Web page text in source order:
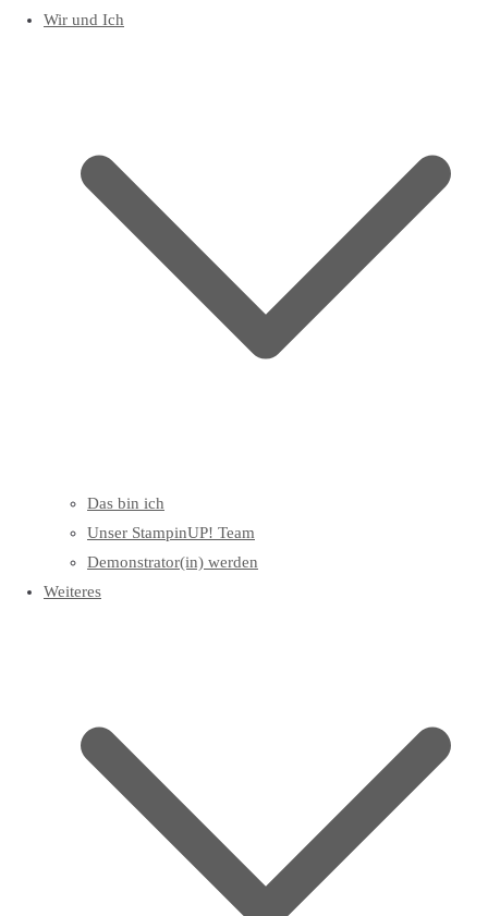
Wir und Ich
Das bin ich
Unser StampinUP! Team
Demonstrator(in) werden
Weiteres